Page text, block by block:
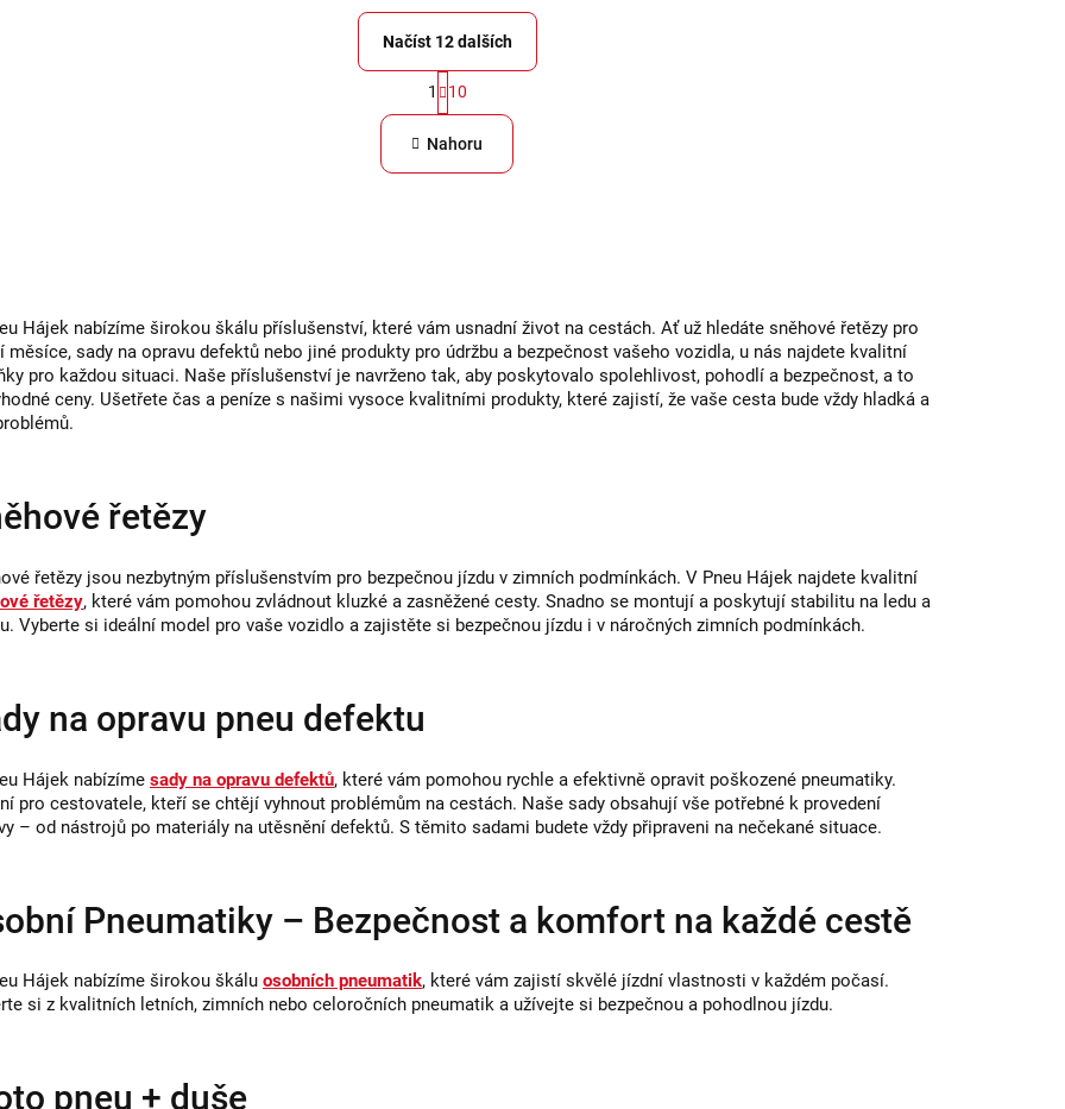
O
v
l
í
p
r
ý
p
i
Načíst 12 dalších
S
t
r
á
n
í
1 10
Nahoru
Hájek nabízíme širokou škálu příslušenství, které vám usnadní život na cestách. Ať už hledáte sněhové řetězy pro
měsíce, sady na opravu defektů nebo jiné produkty pro údržbu a bezpečnost vašeho vozidla, u nás najdete kvalitní
pro každou situaci. Naše příslušenství je navrženo tak, aby poskytovalo spolehlivost, pohodlí a bezpečnost, a to
ceny. Ušetřete čas a peníze s našimi vysoce kvalitními produkty, které zajistí, že vaše cesta bude vždy hladká a
řetězy
řetězy jsou nezbytným příslušenstvím pro bezpečnou jízdu v zimních podmínkách. V Pneu Hájek najdete kvalitní
řetězy, které vám pomohou zvládnout kluzké a zasněžené cesty. Snadno se montují a poskytují stabilitu na ledu a
Vyberte si ideální model pro vaše vozidlo a zajistěte si bezpečnou jízdu i v náročných zimních podmínkách.
na opravu pneu defektu
Hájek nabízíme sady na opravu defektů, které vám pomohou rychle a efektivně opravit poškozené pneumatiky.
pro cestovatele, kteří se chtějí vyhnout problémům na cestách. Naše sady obsahují vše potřebné k provedení
– od nástrojů po materiály na utěsnění defektů. S těmito sadami budete vždy připraveni na nečekané situace.
Pneumatiky – Bezpečnost a komfort na každé cestě
Hájek nabízíme širokou škálu osobních pneumatik, které vám zajistí skvělé jízdní vlastnosti v každém počasí.
si z kvalitních letních, zimních nebo celoročních pneumatik a užívejte si bezpečnou a pohodlnou jízdu.
pneu + duše